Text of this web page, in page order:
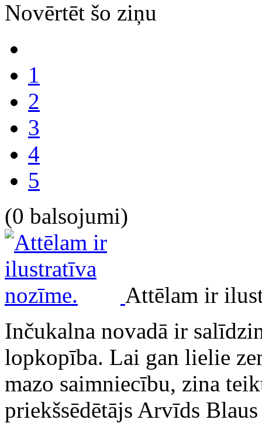
Novērtēt šo ziņu
1
2
3
4
5
(0 balsojumi)
Attēlam ir
Inčukalna novadā ir
lopkopība. Lai gan lielie
mazo saimniecību, zina
priekšsēdētājs Arvīds